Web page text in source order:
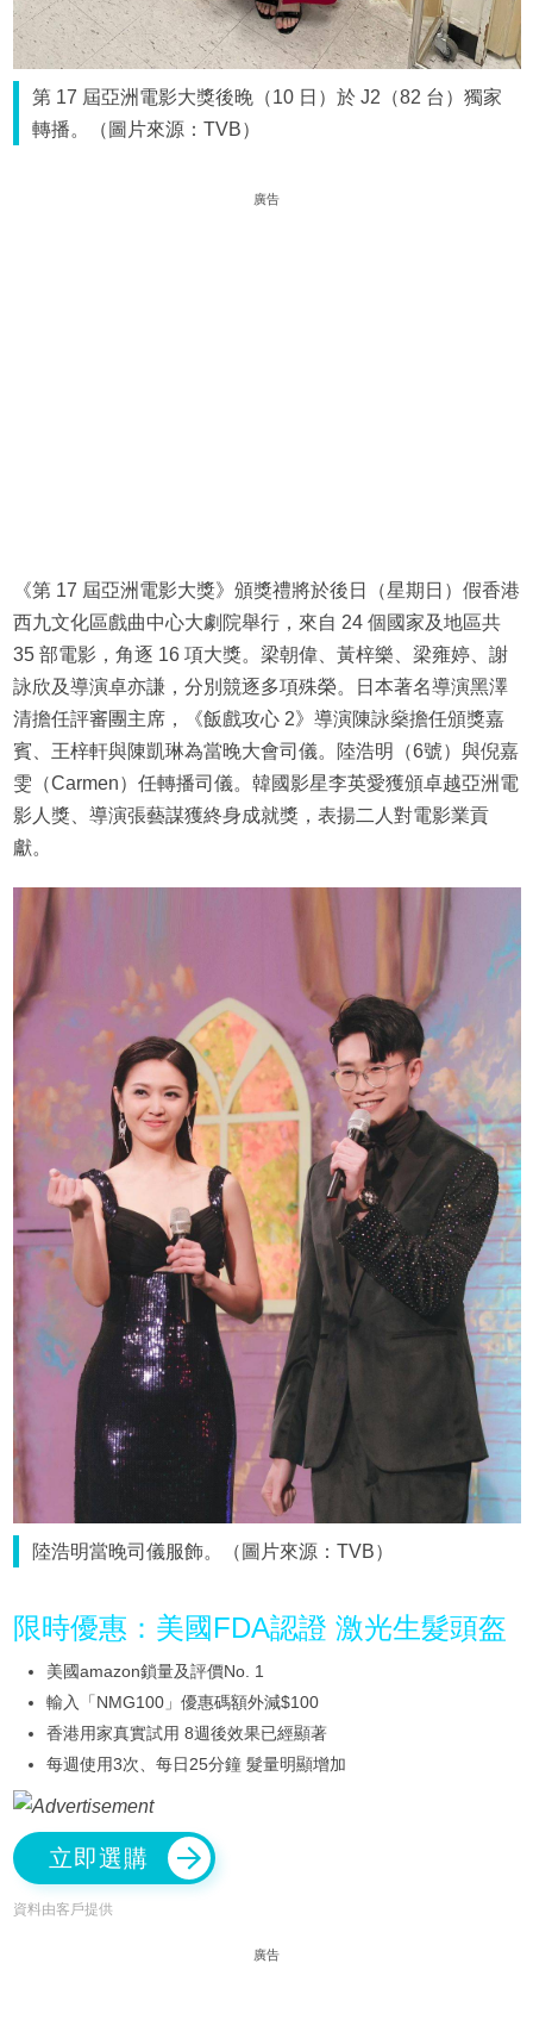
第 17 屆亞洲電影大獎後晚（10 日）於 J2（82 台）獨家
轉播。（圖片來源：TVB）
廣告
《第 17 屆亞洲電影大獎》頒獎禮將於後日（星期日）假香港
西九文化區戲曲中心大劇院舉行，來自 24 個國家及地區共
35 部電影，角逐 16 項大獎。梁朝偉、黃梓樂、梁雍婷、謝
詠欣及導演卓亦謙，分別競逐多項殊榮。日本著名導演黑澤
清擔任評審團主席，《飯戲攻心 2》導演陳詠燊擔任頒獎嘉
賓、王梓軒與陳凱琳為當晚大會司儀。陸浩明（6號）與倪嘉
雯（Carmen）任轉播司儀。韓國影星李英愛獲頒卓越亞洲電
影人獎、導演張藝謀獲終身成就獎，表揚二人對電影業貢
獻。
陸浩明當晚司儀服飾。（圖片來源：TVB）
限時優惠：美國FDA認證 激光生髮頭盔
美國amazon鎖量及評價No. 1
輸入「NMG100」優惠碼額外減$100
香港用家真實試用 8週後效果已經顯著
每週使用3次、每日25分鐘 髮量明顯增加
立即選購
資料由客戶提供
廣告